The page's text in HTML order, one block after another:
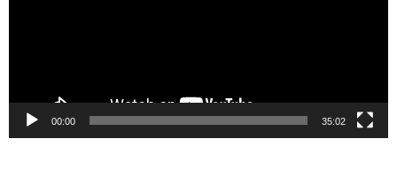
00:00 35:02